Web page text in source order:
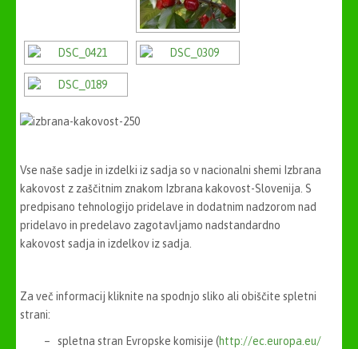
Vse naše sadje in izdelki iz sadja so v nacionalni shemi Izbrana
kakovost z zaščitnim znakom Izbrana kakovost-Slovenija. S
predpisano tehnologijo pridelave in dodatnim nadzorom nad
pridelavo in predelavo zagotavljamo nadstandardno
kakovost sadja in izdelkov iz sadja.
Za več informacij kliknite na spodnjo sliko ali obiščite spletni
strani:
– spletna stran Evropske komisije (http://ec.europa.eu/